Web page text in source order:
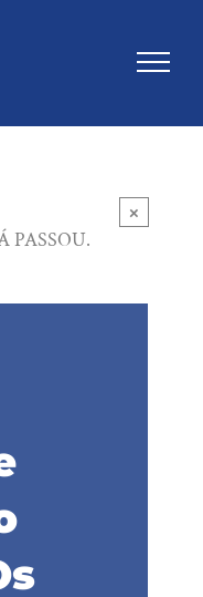
×
PASSOU.